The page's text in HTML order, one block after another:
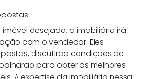
desejado, a imobiliária irá
com o vendedor. Eles
discutirão condições de
para obter as melhores